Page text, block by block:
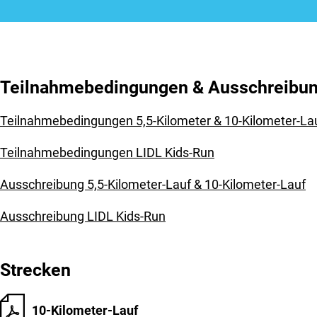
Teilnahmebedingungen &
Teilnahmebedingungen 5,5-Kilometer & 10-Kilometer-
Teilnahmebedingungen LIDL Kids-Run
Ausschreibung 5,5-Kilometer-Lauf & 10-Kilometer-Lauf
Ausschreibung LIDL Kids-Run
Strecken
10-Kilometer-Lauf